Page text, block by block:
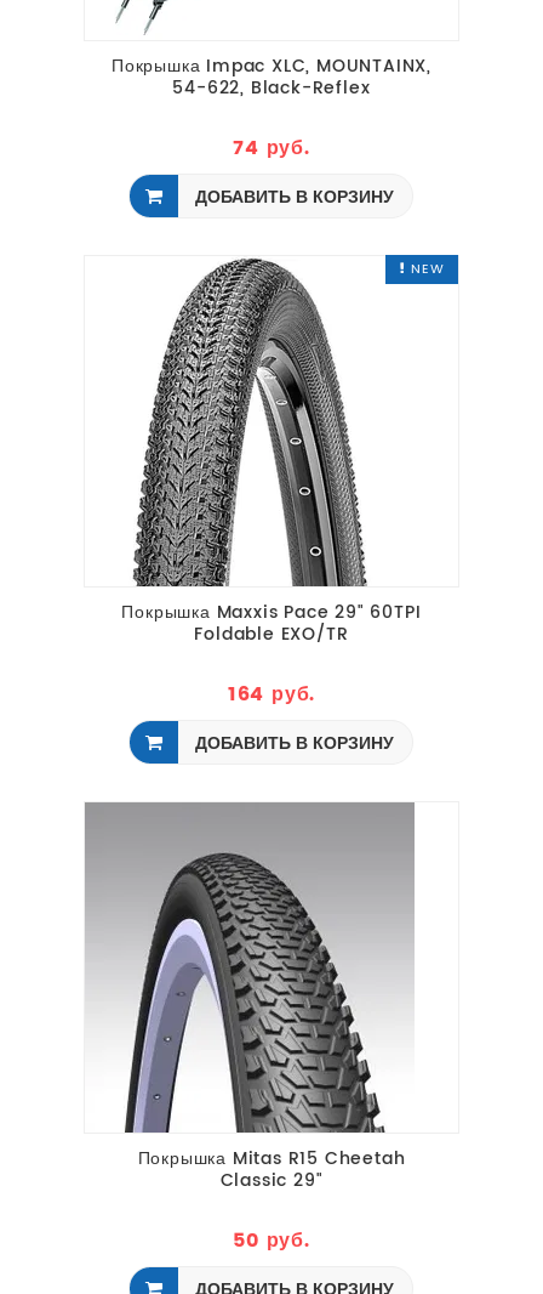
Покрышка Impac XLC, MOUNTAINX,
54-622, Black-Reflex
74 руб.
ДОБАВИТЬ В КОРЗИНУ
NEW
Покрышка Maxxis Pace 29" 60TPI
Foldable EXO/TR
164 руб.
ДОБАВИТЬ В КОРЗИНУ
Покрышка Mitas R15 Cheetah
Classic 29"
50 руб.